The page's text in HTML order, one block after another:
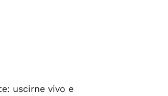
uscirne vivo e